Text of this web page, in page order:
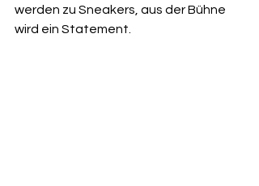
werden zu Sneakers, aus der Bühne
wird ein Statement.